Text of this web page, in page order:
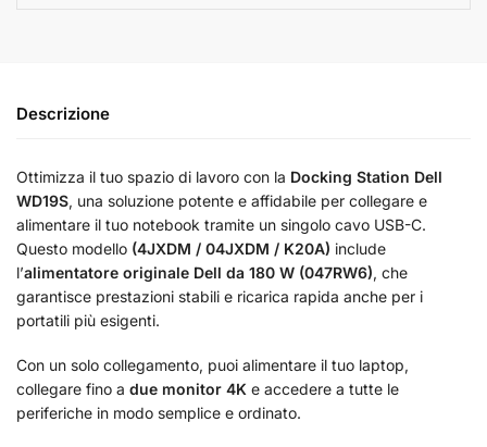
Descrizione
Ottimizza il tuo spazio di lavoro con la Docking Station Dell
WD19S, una soluzione potente e affidabile per collegare e
alimentare il tuo notebook tramite un singolo cavo USB-C.
Questo modello (4JXDM / 04JXDM / K20A) include
l’alimentatore originale Dell da 180 W (047RW6), che
garantisce prestazioni stabili e ricarica rapida anche per i
portatili più esigenti.
Con un solo collegamento, puoi alimentare il tuo laptop,
collegare fino a due monitor 4K e accedere a tutte le
periferiche in modo semplice e ordinato.